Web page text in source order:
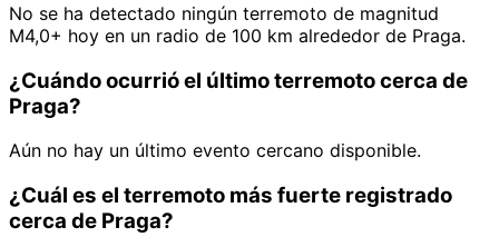
No se ha detectado ningún terremoto de magnitud
M4,0+ hoy en un radio de 100 km alrededor de Praga.
¿Cuándo ocurrió el último terremoto cerca de
Praga?
Aún no hay un último evento cercano disponible.
¿Cuál es el terremoto más fuerte registrado
cerca de Praga?